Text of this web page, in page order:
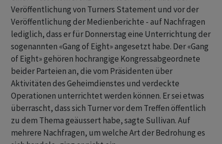
Veröffentlichung von Turners Statement und vor der
Veröffentlichung der Medienberichte - auf Nachfragen
lediglich, dass er für Donnerstag eine Unterrichtung der
sogenannten «Gang of Eight» angesetzt habe. Der «Gang
of Eight» gehören hochrangige Kongressabgeordnete
beider Parteien an, die vom Präsidenten über
Aktivitäten des Geheimdienstes und verdeckte
Operationen unterrichtet werden können. Er sei etwas
überrascht, dass sich Turner vor dem Treffen öffentlich
zu dem Thema geäussert habe, sagte Sullivan. Auf
mehrere Nachfragen, um welche Art der Bedrohung es